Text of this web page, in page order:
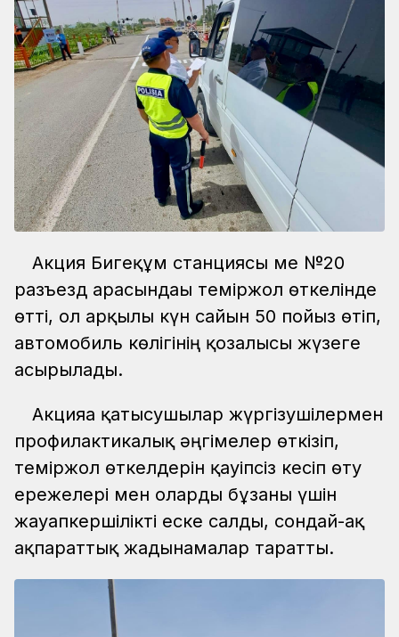
Акция Бигеқұм станциясы ме №20
разъезд арасындағы теміржол өткелінде
өтті, ол арқылы күн сайын 50 пойыз өтіп,
автомобиль көлігінің қозғалысы жүзеге
асырылады.
Акцияға қатысушылар жүргізушілермен
профилактикалық әңгімелер өткізіп,
теміржол өткелдерін қауіпсіз кесіп өту
ережелері мен оларды бұзғаны үшін
жауапкершілікті еске салды, сондай-ақ
ақпараттық жадынамалар таратты.